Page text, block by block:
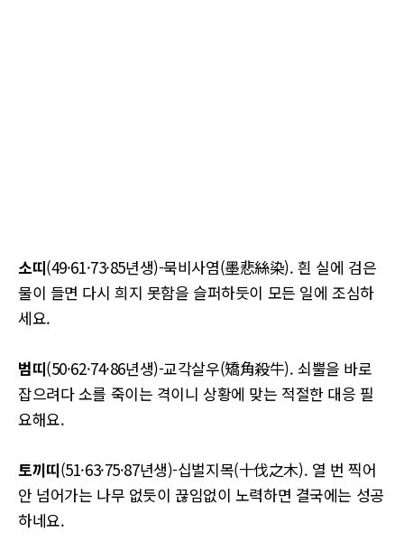
소띠(49·61·73·85년생)-묵비사염(墨悲絲染). 흰 실에 검은
물이 들면 다시 희지 못함을 슬퍼하듯이 모든 일에 조심하
세요.
범띠(50·62·74·86년생)-교각살우(矯角殺牛). 쇠뿔을 바로
잡으려다 소를 죽이는 격이니 상황에 맞는 적절한 대응 필
요해요.
토끼띠(51·63·75·87년생)-십벌지목(十伐之木). 열 번 찍어
안 넘어가는 나무 없듯이 끊임없이 노력하면 결국에는 성공
하네요.